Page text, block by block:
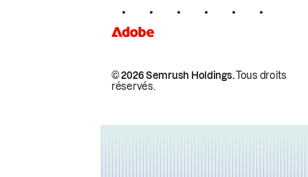
© 2026 Semrush Holdings.Tous droits
réservés.